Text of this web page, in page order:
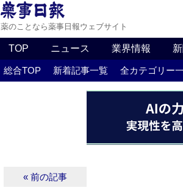
薬のことなら薬事日報ウェブサイト
TOP ニュース 業界情報
総合TOP 新着記事一覧 全カテゴリー
« 前の記事